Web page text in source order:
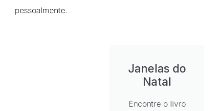
pessoalmente.
Janelas do
Natal
Encontre o livro